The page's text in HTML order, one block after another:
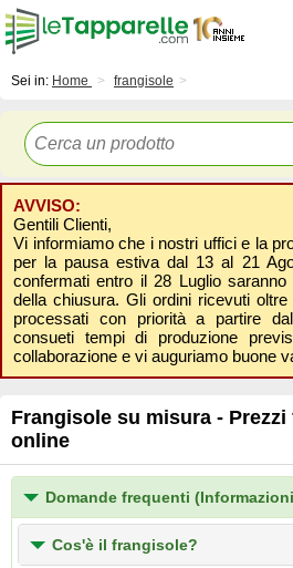
Sei in: Home frangisole
AVVISO:
Gentili Clienti,
Vi informiamo che i nostri uffici e la
per la pausa estiva dal 13 al 21
confermati entro il 28 Luglio
della chiusura. Gli ordini ricevuti
processati con priorità a partire
consueti tempi di produzione
collaborazione e vi auguriamo buone
Frangisole su misura -
online
Domande frequenti
Cos'è il frangisole?